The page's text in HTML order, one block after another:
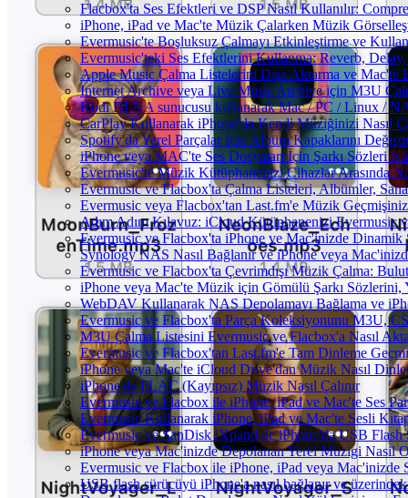
Flacbox'ta Ses Efektleri ve DSP Nasıl Kullanılır:
iPhone, iPad ve Mac'te Müzik Çalarken Müzik
Evermusic'te Boşluksuz Çalmayı Etkinleştirme ve
Evermusic'teki Ses Efektlerini Kullanma: Reverb,
Apple Music Çalma Listelerini Dışa Aktarma ve Mac'te
Internet Archive veya Live Music Archive için M3U
Kodi DLNA sunucusu kullanarak Mac / PC / Linux /
CarPlay Kullanarak iPhone'da Kendi Müziğinizi Nasıl
Spotify'da Yerel Parçalar İçin Albüm Kapaklarını
iPhone veya MAC'te Ses Dosyaları İçin Şarkı Sözleri
Evermusic'te Müzik Kütüphanenizi Cihazlar Arasında
Evermusic ve Flacbox'ta Çalma Listeleri, Albümler,
Evermusic veya Flacbox'tan Last.fm'e Müzik
Adım Adım Kılavuz: iCloud Kütüphanenizi Evermusic
Evermusic ve Flacbox'ta iPhone ve Mac'inizde Dinamik
Synology NAS Nasıl Bağlanır ve iPhone veya
Evermusic ve Flacbox'ta Çevrimdışı Müzik Çalma:
iPhone veya Mac'te Müzik için Gömülü Şarkı Sözlerini,
WebDAV Kullanarak NAS Depolamayı Bağlama ve
Evermusic ve Flacbox'ta Parça Koleksiyonunu M3U,
M3U Çalma Listesini Evermusic ve Flacbox'a Nasıl
Evermusic ve Flacbox'tan Last.fm'e Tam Dinleme
iPhone veya Mac'te iCloud Drive'dan Müzik Nasıl
iPhone'da FLAC (Kayıpsız) Müzik Nasıl Çalınır
Evermusic ve Flacbox ile iPhone, iPad ve Mac'te Ses
Evermusic Kullanarak iPhone, iPad ve Mac'te Sesli
Evermusic ve SanDisk iXpand ile iPhone'da USB Flash
iPhone veya Mac'inizde Depolanan Yerel Muzigi Nasil
Evermusic ve Flacbox ile iPhone, iPad veya Mac'inizde
USB flash sürücüyü iPhone'a nasıl bağlanır ve